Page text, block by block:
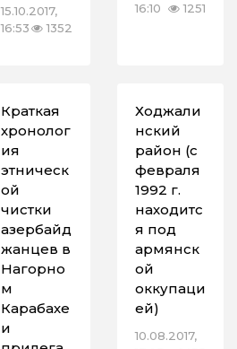
15.10.2017,
16:53
1352
16:10
1251
Краткая
хронолог
ия
этническ
ой
чистки
азербайд
жанцев в
Нагорно
м
Карабахе
и
Ходжали
нский
район (с
февраля
1992 г.
находитс
я под
армянск
ой
оккупаци
ей)
10.08.2017,